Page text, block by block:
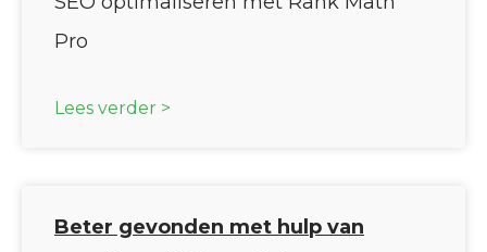
Pro
Lees verder >
Beter gevonden met hulp van